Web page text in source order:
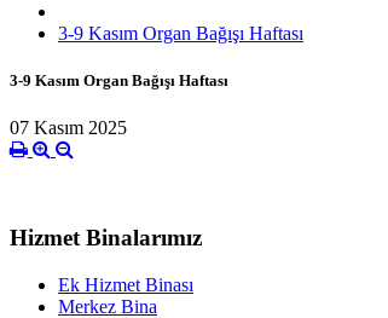
3-9 Kasım Organ Bağışı Haftası
3-9 Kasım Organ Bağışı Haftası
07 Kasım 2025
Hizmet Binalarımız
Ek Hizmet Binası
Merkez Bina